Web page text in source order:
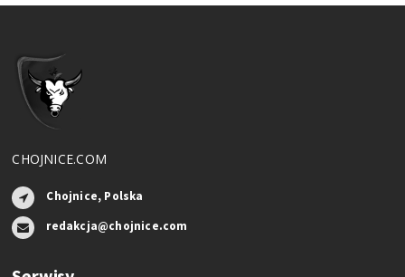
CHOJNICE.COM
Chojnice, Polska
redakcja@chojnice.com